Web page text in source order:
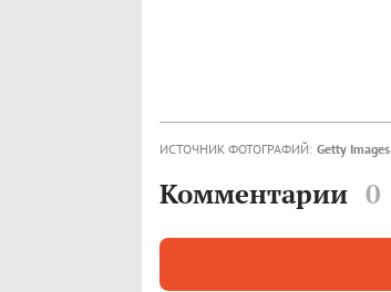
ИСТОЧНИК ФОТОГРАФИЙ: Getty Images
Комментарии 0